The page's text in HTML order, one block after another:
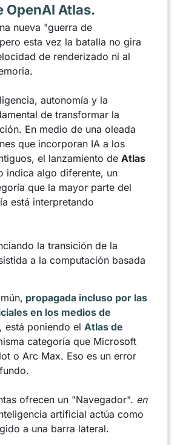
OpenAI Atlas.
nueva "guerra de
esta vez la batalla no gira
de renderizado ni al
autonomía y la
de transformar la
En medio de una oleada
que incorporan IA a los
el lanzamiento de Atlas
indica algo diferente, un
que la mayor parte del
está interpretando
la transición de la
a la computación basada
propagada incluso por las
en los medios de
, está poniendo el Atlas de
categoría que Microsoft
o Arc Max. Eso es un error
ofrecen un "Navegador". en
artificial actúa como
a una barra lateral.